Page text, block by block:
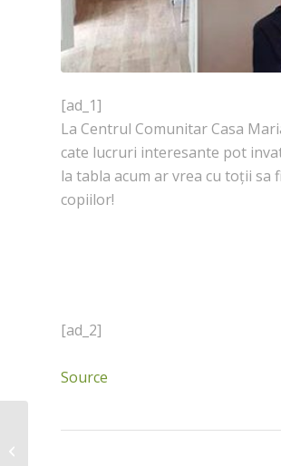
[ad_1]
La Centrul Comunitar Casa
cate lucruri interesante pot
la tabla acum ar vrea cu toții sa
copiilor!
[ad_2]
Source